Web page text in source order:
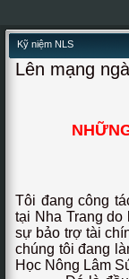
Kỹ niệm NLS
Lên mạng
Tôi đang công
tại Nha Trang
sự bảo trợ tài
chúng tôi đang
Học Nông Lâm